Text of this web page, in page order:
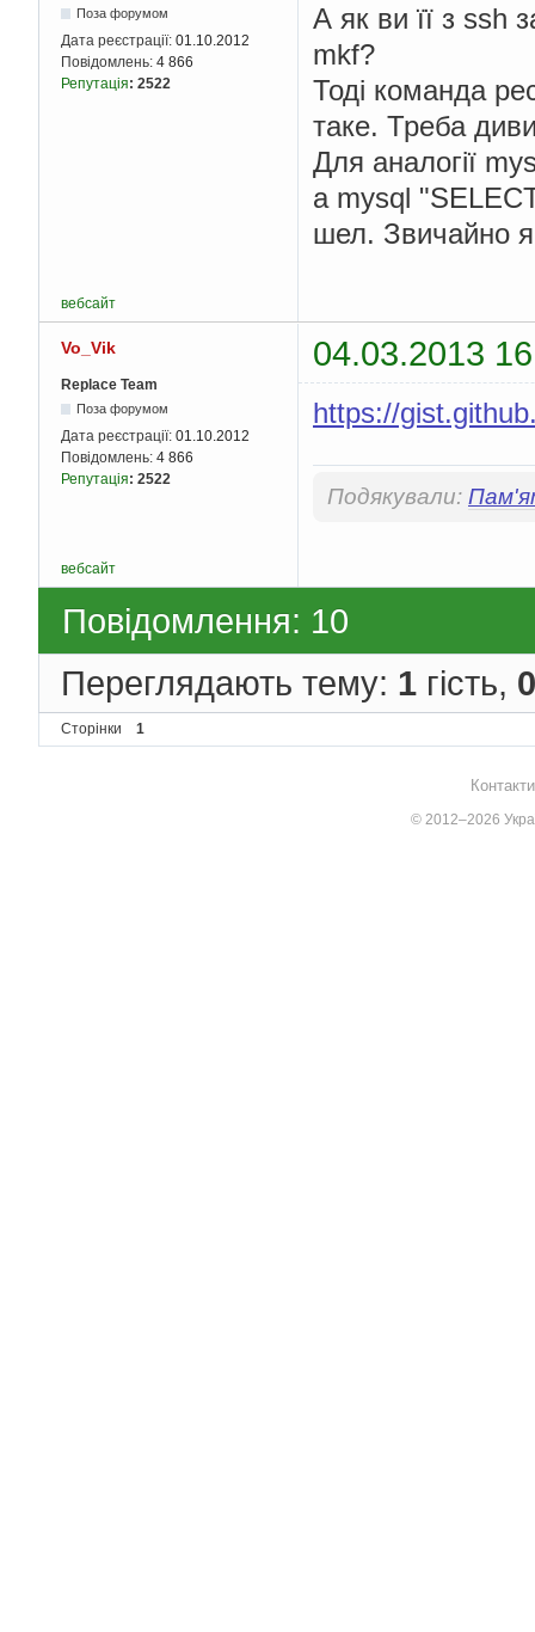
Поза форумом
Дата реєстрації: 01.10.2012
Повідомлень: 4 866
Репутація: 2522
А як ви її з ssh
mkf?
Тоді команда
таке. Треба
Для аналогії
а mysql
шел. Звичайно
вебсайт
Vo_Vik 04.03.2013
Replace Team
Поза форумом
Дата реєстрації: 01.10.2012
Повідомлень: 4 866
Репутація: 2522
https://
Подякували:
вебсайт
Повідомлення: 10
Переглядають тему: 1 гість, 0
Сторінки 1
© 2012–2026